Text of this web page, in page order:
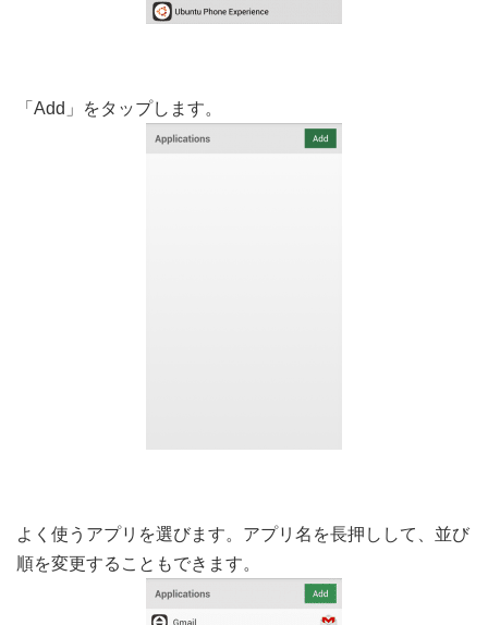
「Add」をタップします。
よく使うアプリを選びます。アプリ名を長押しして、並び
順を変更することもできます。